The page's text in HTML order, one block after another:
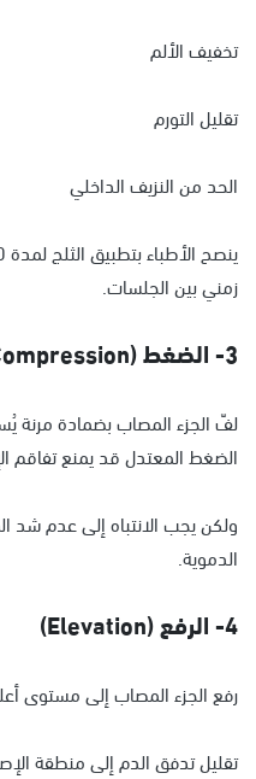
تخفيف الألم
تقليل التورم
الحد من النزيف الداخلي
زمني بين الجلسات.
3- الضغط (Compression)
لفّ الجزء المصاب بضمادة مرنة
الضغط المعتدل قد يمنع تفاقم
ولكن يجب الانتباه إلى عدم شد
الدموية.
4- الرفع (Elevation)
رفع الجزء المصاب إلى مستوى
تقليل تدفق الدم إلى منطقة